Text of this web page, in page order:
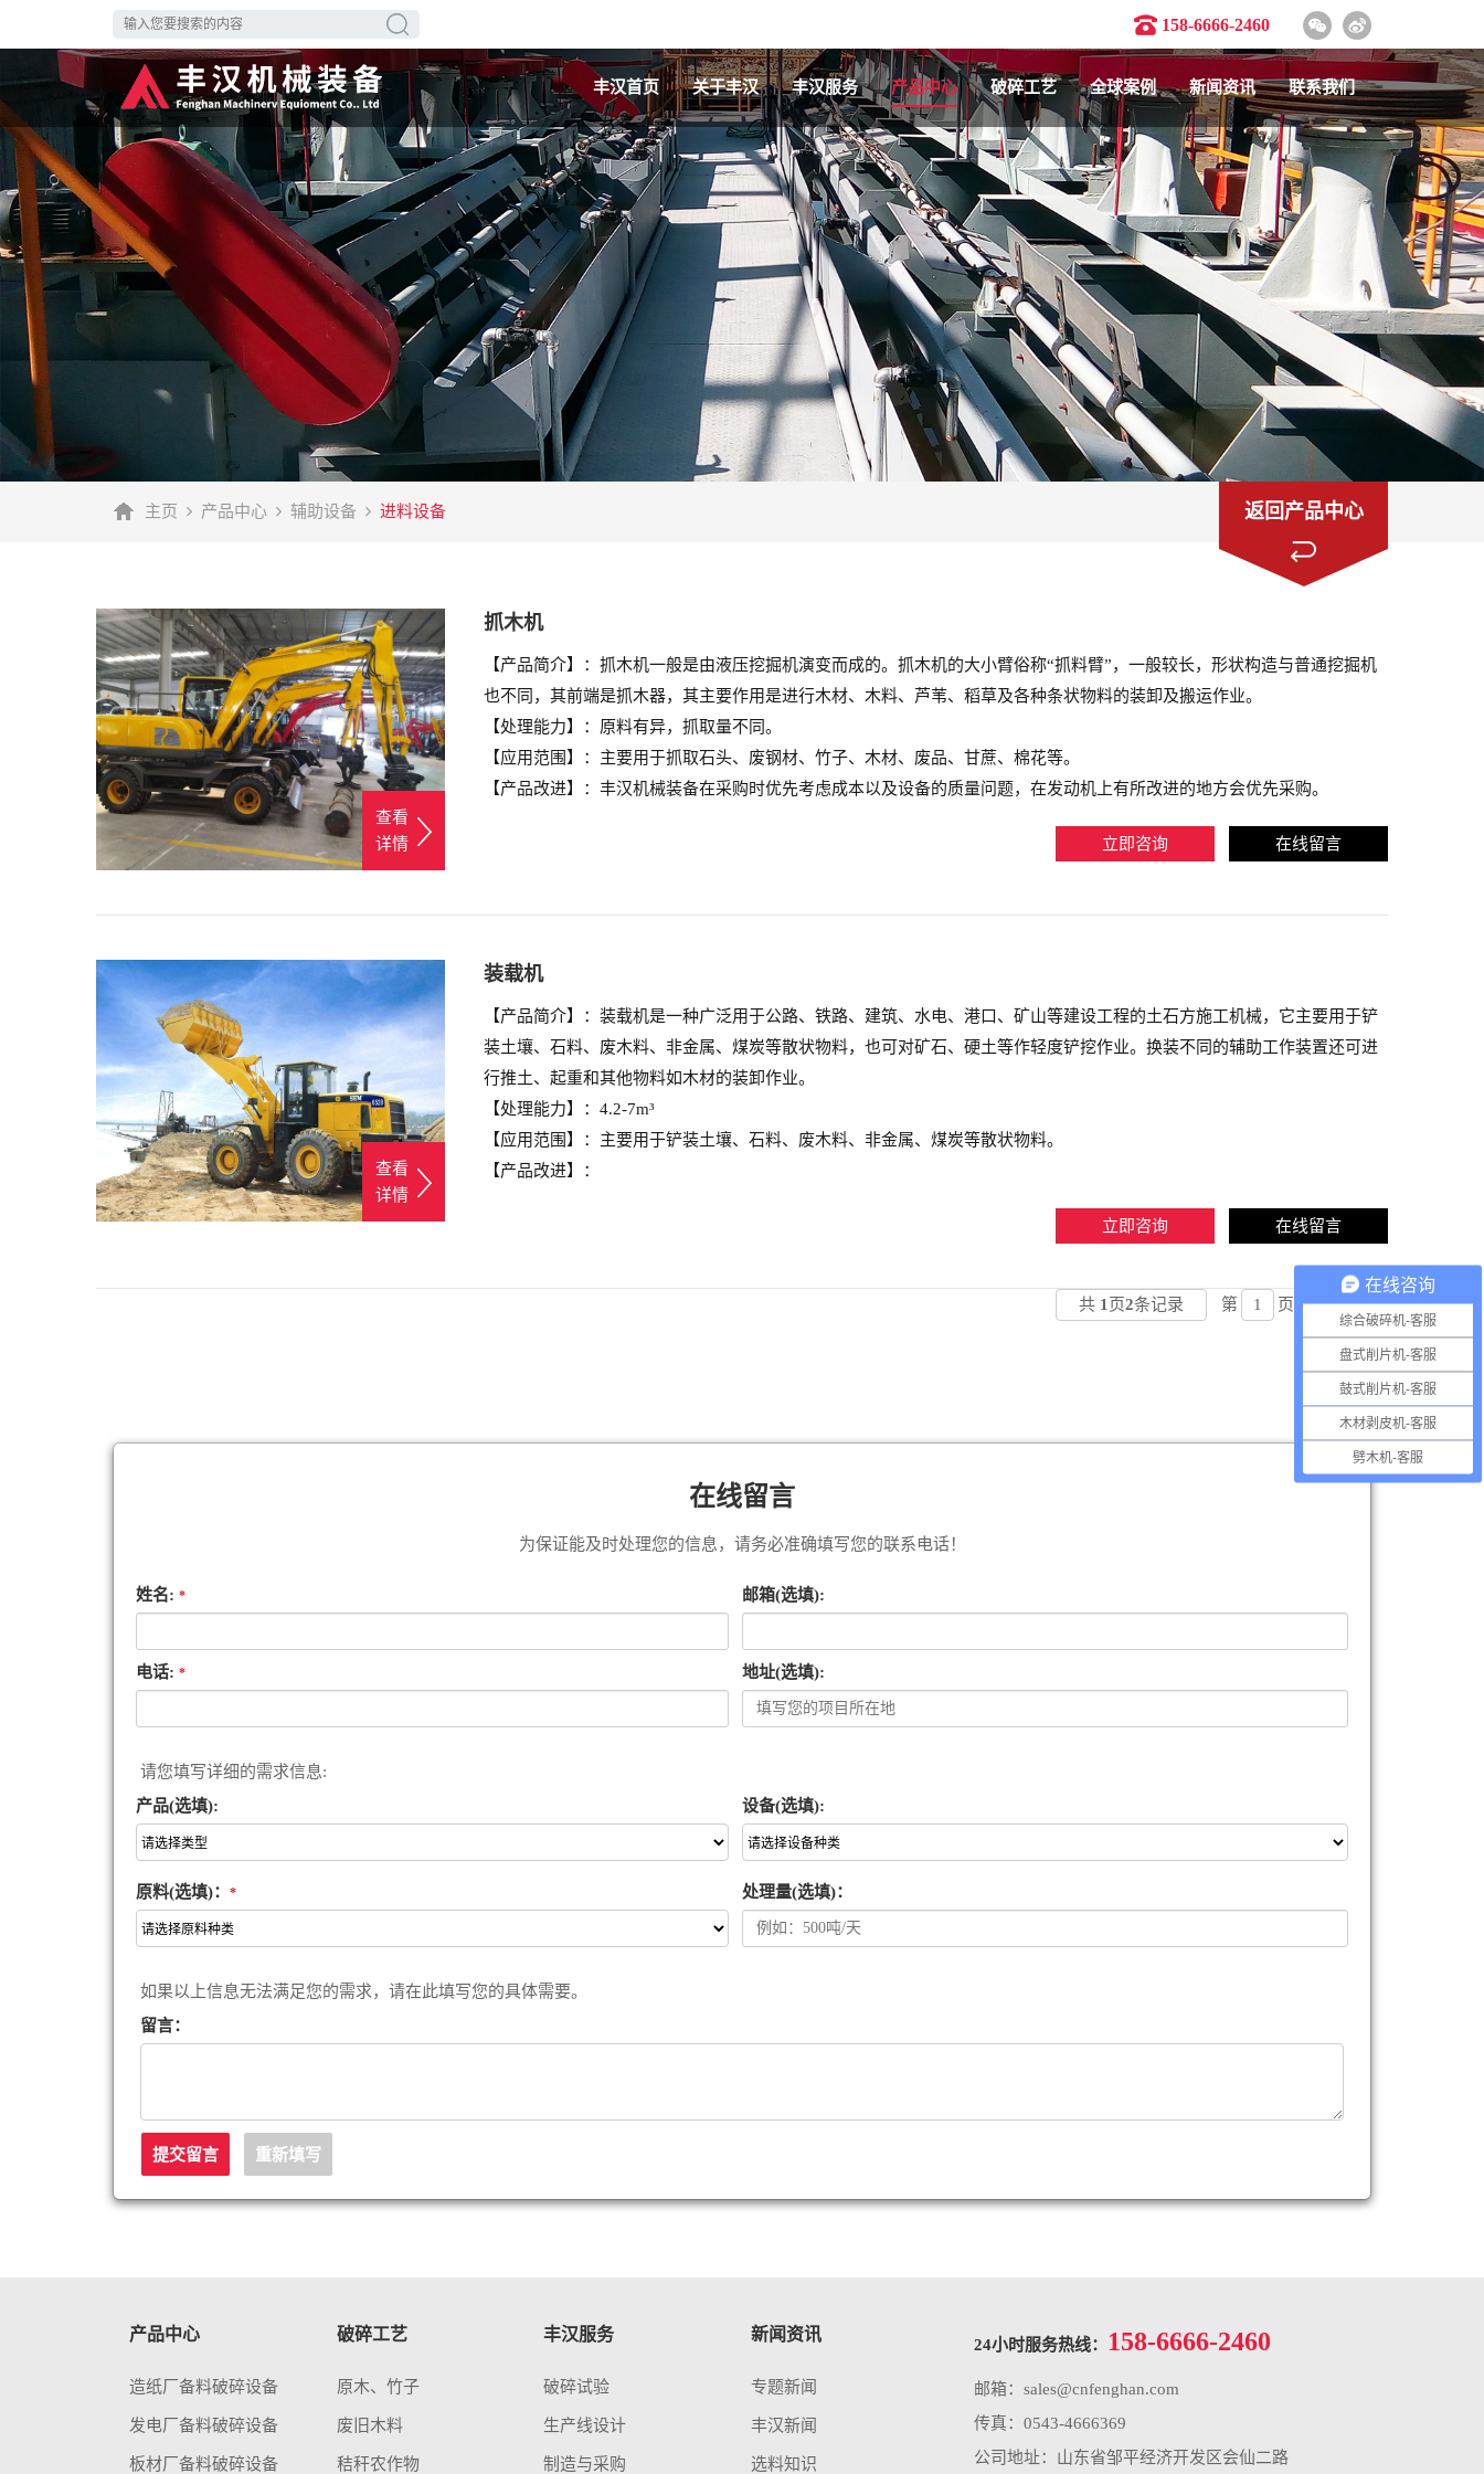
158-6666-2460
丰汉首页 关于丰汉 丰汉服务 产品中心 破碎工艺 全球案例 新闻资讯 联系我们
主页 产品中心 辅助设备 进料设备 返回产品中心
查看
详情
抓木机
【产品简介】： 抓木机一般是由液压挖掘机演变而成的。抓木机的大小臂俗称“抓料臂”，一般较长，形状构造与普通挖掘机
也不同，其前端是抓木器，其主要作用是进行木材、木料、芦苇、稻草及各种条状物料的装卸及搬运作业。
【处理能力】： 原料有异，抓取量不同。
【应用范围】： 主要用于抓取石头、废钢材、竹子、木材、废品、甘蔗、棉花等。
【产品改进】： 丰汉机械装备在采购时优先考虑成本以及设备的质量问题，在发动机上有所改进的地方会优先采购。
立即咨询 在线留言
查看
详情
装载机
【产品简介】： 装载机是一种广泛用于公路、铁路、建筑、水电、港口、矿山等建设工程的土石方施工机械，它主要用于铲
装土壤、石料、废木料、非金属、煤炭等散状物料，也可对矿石、硬土等作轻度铲挖作业。换装不同的辅助工作装置还可进
行推土、起重和其他物料如木材的装卸作业。
【处理能力】： 4.2-7m³
【应用范围】： 主要用于铲装土壤、石料、废木料、非金属、煤炭等散状物料。
【产品改进】：
立即咨询 在线留言
共 1 页2条记录 第 页 确定
在线留言
为保证能及时处理您的信息，请务必准确填写您的联系电话！
姓名: * 邮箱(选填):
电话: * 地址(选填):
请您填写详细的需求信息:
产品(选填):
设备(选填):
原料(选填)： * 处理量(选填)：
如果以上信息无法满足您的需求，请在此填写您的具体需要。
留言：
产品中心
造纸厂备料破碎设备
发电厂备料破碎设备
板材厂备料破碎设备
破碎工艺
原木、竹子
废旧木料
秸秆农作物
丰汉服务
破碎试验
生产线设计
制造与采购
新闻资讯
专题新闻
丰汉新闻
选料知识
24小时服务热线： 158-6666-2460
邮箱： sales@cnfenghan.com
传真：0543-4666369
公司地址：山东省邹平经济开发区会仙二路
在线咨询
综合破碎机-客服
盘式削片机-客服
鼓式削片机-客服
木材剥皮机-客服
劈木机-客服